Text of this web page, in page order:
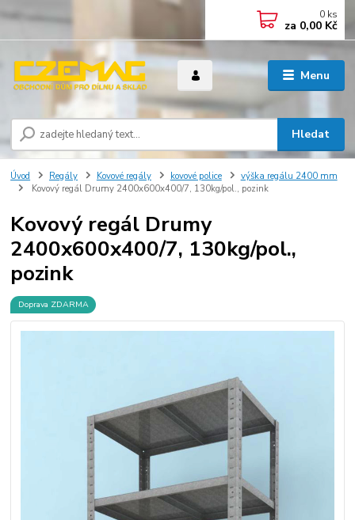
Menu
Hledat
0 ks
za 0,00 Kč
Úvod Regály Kovové regály kovové police
výška regálu 2400 mm
Kovový regál Drumy 2400x600x400/7, 130kg/pol., pozink
Kovový regál Drumy
2400x600x400/7, 130kg/pol.,
pozink
Doprava ZDARMA